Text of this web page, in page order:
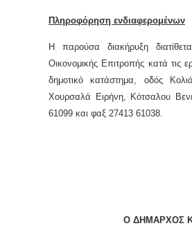
Πληροφόρηση ενδιαφερομένων
Η παρούσα διακήρυξη
Οικονομικής Επιτροπής κατά τις
δημοτικό κατάστημα, οδός
Χουρσαλά Ειρήνη, Κότσαλου
61099 και φαξ 27413 61038.
Ο ΔΗΜΑΡΧΟΣ